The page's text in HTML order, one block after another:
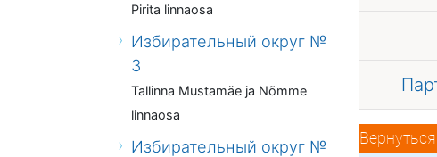
Pirita linnaosa
Избирательный округ №
3
Tallinna Mustamäe ja Nõmme
linnaosa
Избирательный округ №
Вернуться